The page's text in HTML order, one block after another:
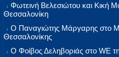
Φωτεινή Βελεσιώτου και Κική
Θεσσαλονίκη
Ο Παναγιώτης Μάργαρης στο
Θεσσαλονίκης
Ο Φοίβος Δεληβοριάς στο WE